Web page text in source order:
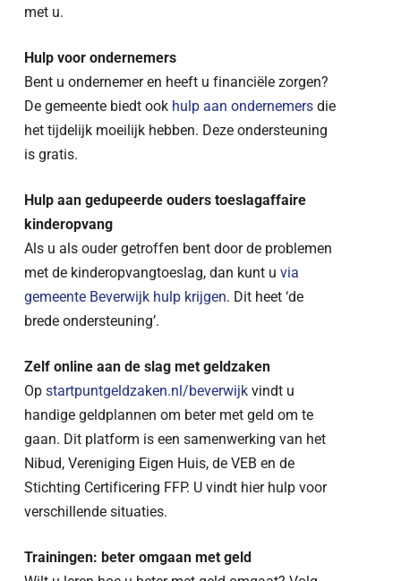
met u.
Hulp voor ondernemers
Bent u ondernemer en heeft u financiële zorgen?
De gemeente biedt ook hulp aan ondernemersdie
het tijdelijk moeilijk hebben. Deze ondersteuning
is gratis.
Hulp aan gedupeerde ouders toeslagaffaire
kinderopvang
Als u als ouder getroffen bent door de problemen
met de kinderopvangtoeslag, dan kunt u via
gemeente Beverwijk hulp krijgen. Dit heet ‘de
brede ondersteuning’.
Zelf online aan de slag met geldzaken
Opstartpuntgeldzaken.nl/beverwijkvindt u
handige geldplannen om beter met geld om te
gaan. Dit platform is een samenwerking van het
Nibud, Vereniging Eigen Huis, de VEB en de
Stichting Certificering FFP. U vindt hier hulp voor
verschillende situaties.
Trainingen: beter omgaan met geld